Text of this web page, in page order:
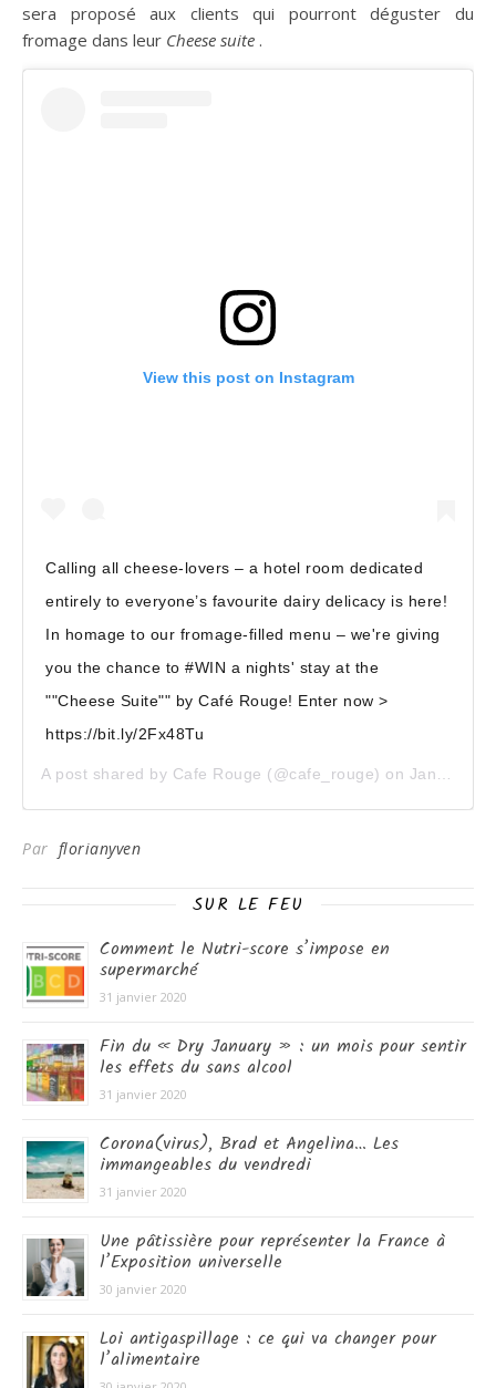
sera proposé aux clients qui pourront déguster du
fromage dans leur Cheese suite .
View this post on Instagram
Calling all cheese-lovers – a hotel room dedicated
entirely to everyone’s favourite dairy delicacy is here!
In homage to our fromage-filled menu – we're giving
you the chance to #WIN a nights' stay at the
""Cheese Suite"" by Café Rouge! Enter now >
https://bit.ly/2Fx48Tu
A post shared by Cafe Rouge (@cafe_rouge) on Jan 18, 2020 at 7:24pm PST
Par florianyven
SUR LE FEU
Comment le Nutri-score s’impose en
supermarché
31 janvier 2020
Fin du « Dry January » : un mois pour sentir
les effets du sans alcool
31 janvier 2020
Corona(virus), Brad et Angelina… Les
immangeables du vendredi
31 janvier 2020
Une pâtissière pour représenter la France à
l’Exposition universelle
30 janvier 2020
Loi antigaspillage : ce qui va changer pour
l’alimentaire